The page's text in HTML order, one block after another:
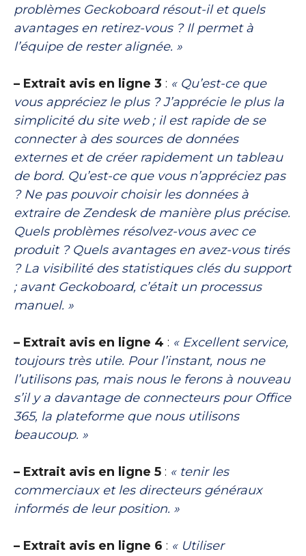
problèmes Geckoboard résout-il et quels
avantages en retirez-vous ? Il permet à
l’équipe de rester alignée. »
– Extrait avis en ligne 3 : « Qu’est-ce que
vous appréciez le plus ? J’apprécie le plus la
simplicité du site web ; il est rapide de se
connecter à des sources de données
externes et de créer rapidement un tableau
de bord. Qu’est-ce que vous n’appréciez pas
? Ne pas pouvoir choisir les données à
extraire de Zendesk de manière plus précise.
Quels problèmes résolvez-vous avec ce
produit ? Quels avantages en avez-vous tirés
? La visibilité des statistiques clés du support
; avant Geckoboard, c’était un processus
manuel. »
– Extrait avis en ligne 4 : « Excellent service,
toujours très utile. Pour l’instant, nous ne
l’utilisons pas, mais nous le ferons à nouveau
s’il y a davantage de connecteurs pour Office
365, la plateforme que nous utilisons
beaucoup. »
– Extrait avis en ligne 5 : « tenir les
commerciaux et les directeurs généraux
informés de leur position. »
– Extrait avis en ligne 6 : « Utiliser